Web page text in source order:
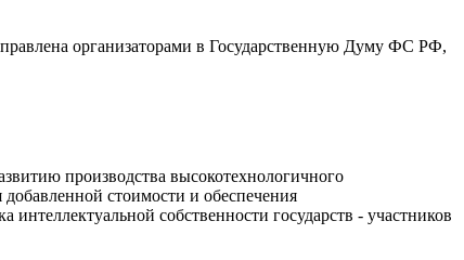
организаторами в Государственную Думу ФС РФ,
производства высокотехнологичного
стоимости и обеспечения
собственности государств - участников